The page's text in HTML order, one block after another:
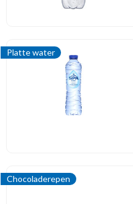
Platte water
Chocoladerepen